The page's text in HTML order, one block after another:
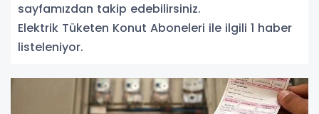
sayfamızdan takip edebilirsiniz.
Elektrik Tüketen Konut Aboneleri ile ilgili 1 haber
listeleniyor.